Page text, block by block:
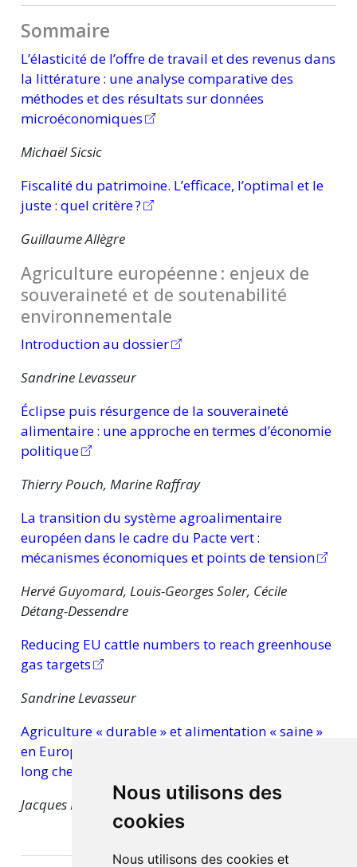
Nous utilisons des
cookies
Nous utilisons des cookies et
Sommaire
L’élasticité de l’offre de travail et des revenus dans
la littérature : une analyse comparative des
méthodes et des résultats sur données
microéconomiques
Michaël Sicsic
Fiscalité du patrimoine. L’efficace, l’optimal et le
juste : quel critère ?
Guillaume Allègre
Agriculture européenne : enjeux de
souveraineté et de soutenabilité
environnementale
Introduction au dossier
Sandrine Levasseur
Éclipse puis résurgence de la souveraineté
alimentaire : une approche en termes d’économie
politique
Thierry Pouch, Marine Raffray
La transition du système agroalimentaire
européen dans le cadre du Pactevert :
mécanismes économiques et points de tension
Hervé Guyomard, Louis-Georges Soler, Cécile
Détang-Dessendre
Reducing EU cattle numbers to reach greenhouse
gas targets
Sandrine Levasseur
Agriculture « durable » et alimentation « saine »
en Europe. De la ferme à la fourchette…, un très
long chemin
Jacques Le Cacheux